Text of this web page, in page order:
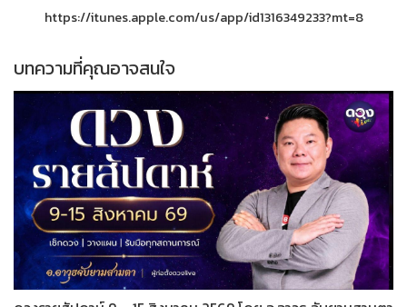
https://itunes.apple.com/us/app/id1316349233?mt=8
บทความที่คุณอาจสนใจ